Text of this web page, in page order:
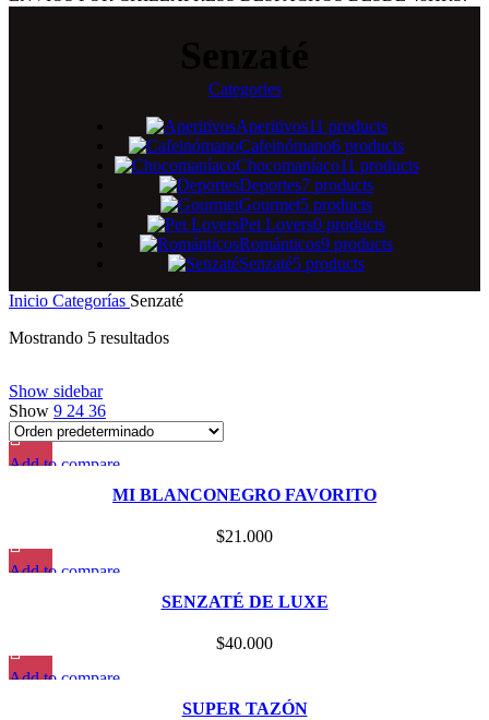
Categories
Aperitivos11 products
Cafeinómano6 products
Chocomaníaco11 products
Deportes7 products
Gourmet5 products
Pet Lovers0 products
Románticos9 products
Senzaté5 products
Inicio Categorías Senzaté
Mostrando 5 resultados
Show sidebar
Show 9 24 36
Add to compare
MI BLANCONEGRO FAVORITO
$21.000
Add to compare
SENZATÉ DE LUXE
$40.000
Add to compare
SUPER TAZÓN